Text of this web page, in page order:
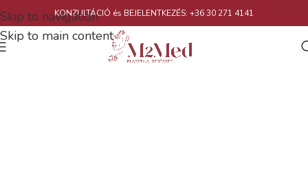
Skip to navigation
Skip to main content
KONZULTÁCIÓ és BEJELENTKEZÉS: +36 30 271 4141